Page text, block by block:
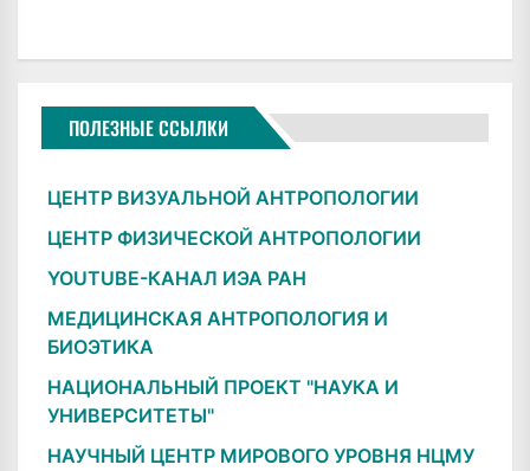
ПОЛЕЗНЫЕ ССЫЛКИ
ЦЕНТР ВИЗУАЛЬНОЙ АНТРОПОЛОГИИ
ЦЕНТР ФИЗИЧЕСКОЙ АНТРОПОЛОГИИ
YOUTUBE-КАНАЛ ИЭА РАН
МЕДИЦИНСКАЯ АНТРОПОЛОГИЯ И
БИОЭТИКА
НАЦИОНАЛЬНЫЙ ПРОЕКТ "НАУКА И
УНИВЕРСИТЕТЫ"
НАУЧНЫЙ ЦЕНТР МИРОВОГО УРОВНЯ НЦМУ